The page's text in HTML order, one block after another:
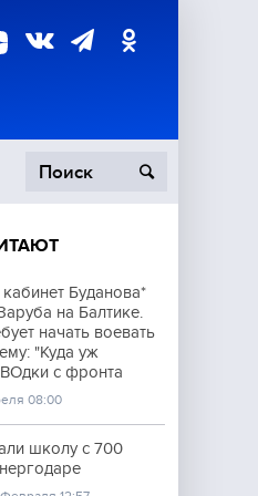
Буданова*
на Балтике.
начать воевать
"Куда уж
с фронта
08:00
школу с 700